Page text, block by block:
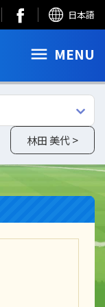
日本語
MENU
林田 美代 >